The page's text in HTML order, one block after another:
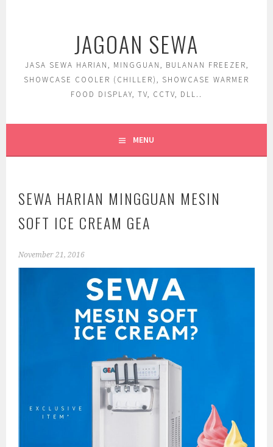
JAGOAN SEWA
JASA SEWA HARIAN, MINGGUAN, BULANAN FREEZER,
SHOWCASE COOLER (CHILLER), SHOWCASE WARMER
FOOD DISPLAY, TV, CCTV, DLL..
MENU
SEWA HARIAN MINGGUAN MESIN
SOFT ICE CREAM GEA
November 21, 2016